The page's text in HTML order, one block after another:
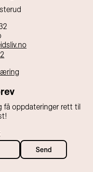
få oppdateringer rett til
Send